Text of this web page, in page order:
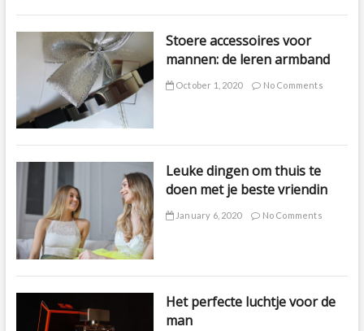
Stoere accessoires voor
mannen: de leren armband
October 1, 2020 No Comments
Leuke dingen om thuis te
doen met je beste vriendin
January 6, 2020 No Comments
Het perfecte luchtje voor de
man